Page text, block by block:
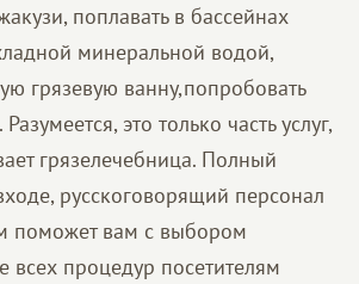
поплавать в бассейнах
минеральной водой,
грязевую ванну,попробовать
это только часть услуг,
грязелечебница. Полный
русскоговорящий персонал
поможет вам с выбором
всех процедур посетителям